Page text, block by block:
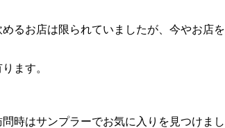
るお店は限られていましたが、今やお店を
ます。
時はサンプラーでお気に入りを見つけまし